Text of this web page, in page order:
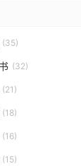
(35)
(32)
(21)
(18)
(16)
(15)